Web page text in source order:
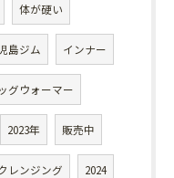
体が硬い
島ジム インナー
グウォーマー
2023年 販売中
レンジング 2024